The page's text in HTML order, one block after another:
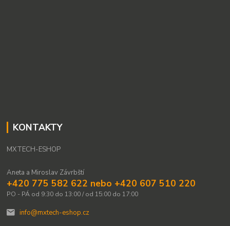
KONTAKTY
MXTECH-ESHOP
Aneta a Miroslav Závrbští
+420 775 582 622 nebo +420 607 510 220
PO - PÁ od 9:30 do 13:00 / od 15:00 do 17:00
info@mxtech-eshop.cz